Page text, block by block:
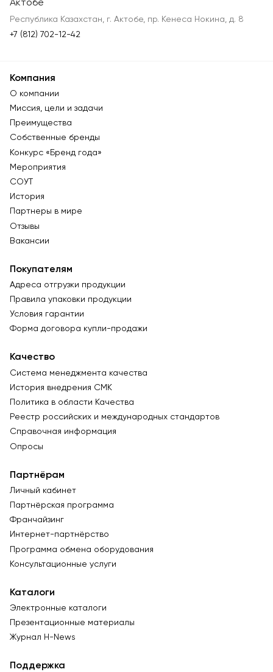
Актобе
Республика Казахстан, г. Актобе, пр. Кенеса Нокина, д. 8
+7 (812) 702-12-42
Компания
О компании
Миссия, цели и задачи
Преимущества
Собственные бренды
Конкурс «Бренд года»
Мероприятия
СОУТ
История
Партнеры в мире
Отзывы
Вакансии
Покупателям
Адреса отгрузки продукции
Правила упаковки продукции
Условия гарантии
Форма договора купли-продажи
Качество
Система менеджмента качества
История внедрения СМК
Политика в области Качества
Реестр российских и международных стандартов
Справочная информация
Опросы
Партнёрам
Личный кабинет
Партнёрская программа
Франчайзинг
Интернет-партнёрство
Программа обмена оборудования
Консультационные услуги
Каталоги
Электронные каталоги
Презентационные материалы
Журнал Н-News
Поддержка